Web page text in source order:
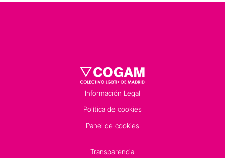
Información Legal
Política de cookies
Panel de cookies
Transparencia